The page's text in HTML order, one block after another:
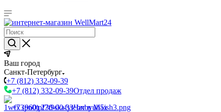
Ваш город
Санкт-Петербург
+7 (812) 332-09-39
+7 (812) 332-09-39Отдел продаж
+7 (960) 230-00-33Чат в Max